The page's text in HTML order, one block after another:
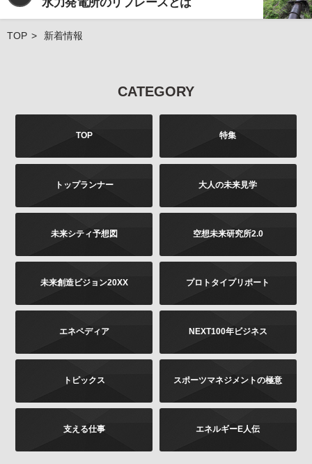
商品において、広告などにより当社以外の第三者が独
自に個人情報を収集する場合がございます。このよう
な場合のお客様の個人情報の取り扱いにつきまして
お問合せについて
定めるところにより、お客様より、その利用目的、開
示、訂正、追加、削除、利用停止、消去、第三者への
は書面に下記の内容をご記載いただき、お客様が本人
トなどのコピー）を同封のうえ、郵送にて下記までお
願いします。お申し出内容の確認後、法令に基づき、
その他当社の個人情報の取扱いに関するお問い合せ、
ます。
お問い合せの内容（確認、訂正、削除など。訂正
の場合は訂正内容もご記載ください）
ご提供いただいた時期、方法など
お客様のご連絡先（ご住所、ご名前）
ご送付先：
株式会社KADOKAWA
TOP 新着情報
CATEGORY
TOP 特集
トップランナー 大人の未来見学
未来シティ予想図 空想未来研究所2.0
未来創造ビジョン20XX プロトタイプリポート
エネペディア NEXT100年ビジネス
トピックス スポーツマネジメントの極意
支える仕事 エネルギーE人伝